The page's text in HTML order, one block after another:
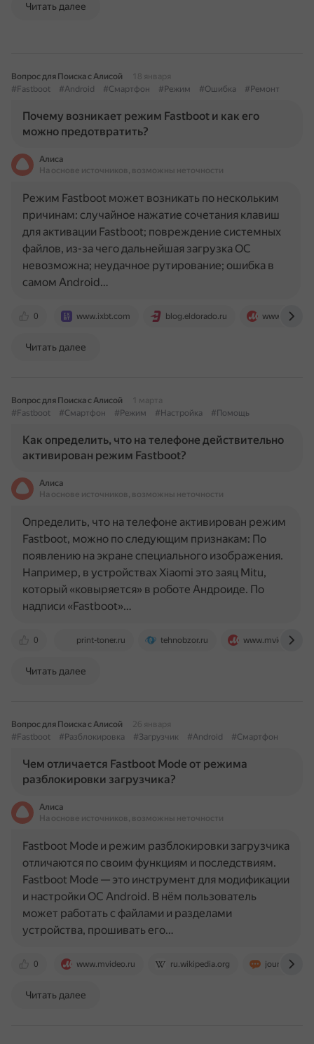
Читать далее
Вопрос для Поиска с Алисой
18 января
#Fastboot
#Android #Смартфон #Режим #Ошибка #Ремонт
Почему возникает режим Fastboot и как его
можно предотвратить?
Алиса
На основе источников, возможны неточности
0 www.ixbt.com blog.eldorado.ru
Режим Fastboot может возникать по нескольким
причинам: случайное нажатие сочетания клавиш
для активации Fastboot; повреждение системных
файлов, из-за чего дальнейшая загрузка ОС
невозможна; неудачное рутирование; ошибка в
самом Android…
Читать далее
Вопрос для Поиска с Алисой
1 марта
#Fastboot
#Смартфон #Режим #Настройка #Помощь
Как определить, что на телефоне действительно
активирован режим Fastboot?
Алиса
На основе источников, возможны неточности
0 print-toner.ru tehnobzor.ru www.mvideo.ru
Определить, что на телефоне активирован режим
Fastboot, можно по следующим признакам: По
появлению на экране специального изображения.
Например, в устройствах Xiaomi это заяц Mitu,
который «ковыряется» в роботе Андроиде. По
надписи «Fastboot»…
Читать далее
Вопрос для Поиска с Алисой
26 января
#Fastboot
#Разблокировка #Загрузчик #Android #Смартфон
Чем отличается Fastboot Mode от режима
разблокировки загрузчика?
Алиса
На основе источников, возможны неточности
0 www.mvideo.ru ru.wikipedia.org
Fastboot Mode и режим разблокировки загрузчика
отличаются по своим функциям и последствиям.
Fastboot Mode — это инструмент для модификации
и настройки ОС Android. В нём пользователь
может работать с файлами и разделами
устройства, прошивать его…
Читать далее